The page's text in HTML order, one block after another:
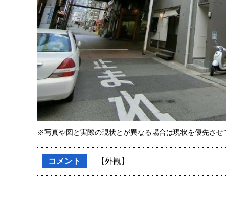
※写真や図と実際の現状とが異なる場合は現状を優先させ
コメント 【外観】